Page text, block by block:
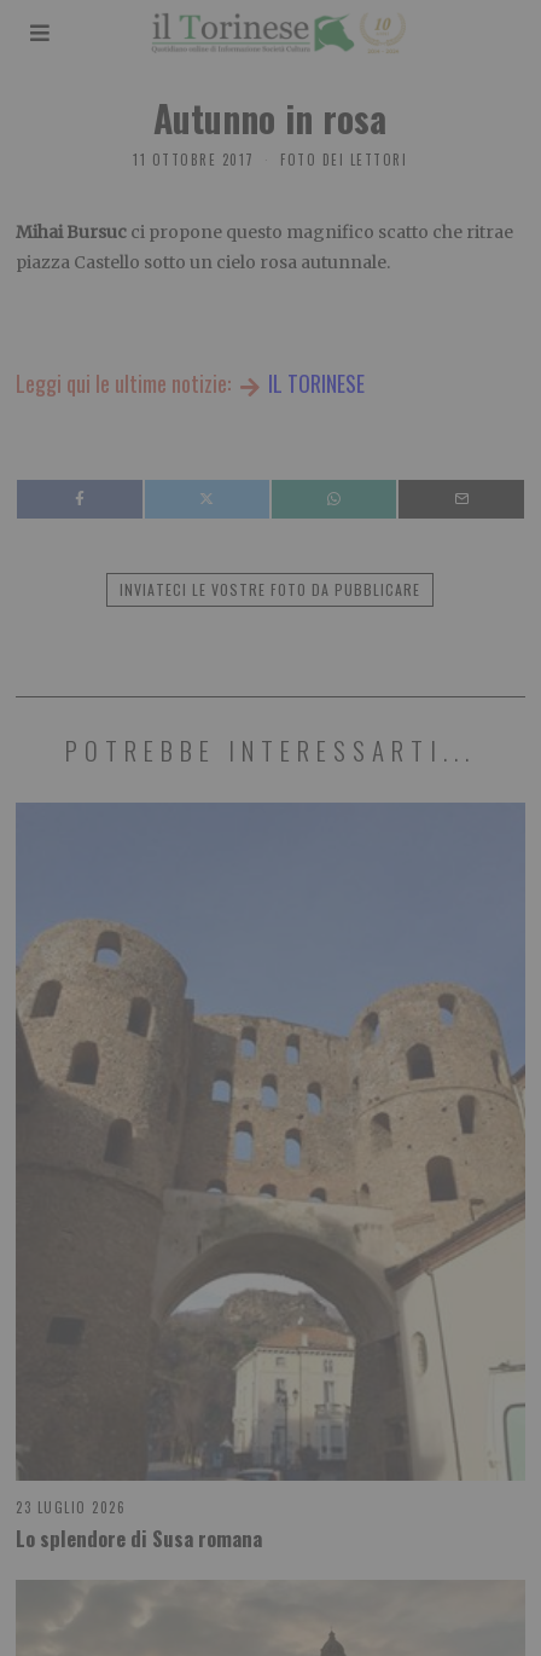
Autunno in rosa
11 OTTOBRE 2017 FOTO DEI LETTORI
Mihai Bursuc ci propone questo magnifico scatto che ritrae
piazza Castello sotto un cielo rosa autunnale.
Leggi qui le ultime notizie: IL TORINESE
INVIATECI LE VOSTRE FOTO DA PUBBLICARE
POTREBBE INTERESSARTI...
23 LUGLIO 2026
Lo splendore di Susa romana